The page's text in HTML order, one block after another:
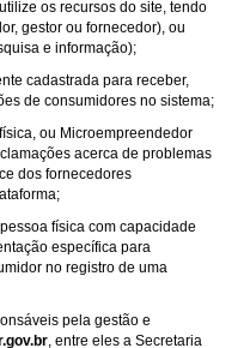
os recursos do site, tendo
gestor ou fornecedor), ou
e informação);
cadastrada para receber,
de consumidores no sistema;
ou Microempreendedor
acerca de problemas
dos fornecedores
física com capacidade
específica para
no registro de uma
pela gestão e
, entre eles a Secretaria